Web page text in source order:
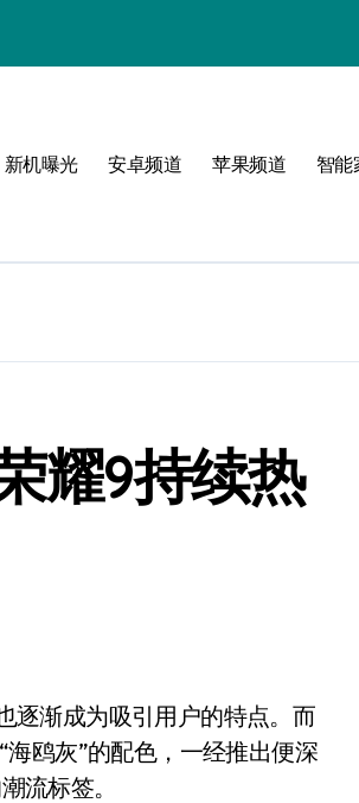
新机曝光 安卓频道 苹果频道 智能
耀9持续热
鸥灰”的配色，一经推出便深
流标签。